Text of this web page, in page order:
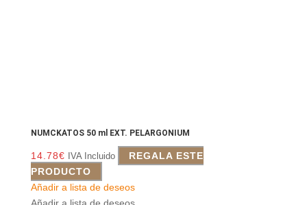
NUMCKATOS 50 ml EXT. PELARGONIUM
14.78€ IVA Incluido
REGALA ESTE
PRODUCTO
Añadir a lista de deseos